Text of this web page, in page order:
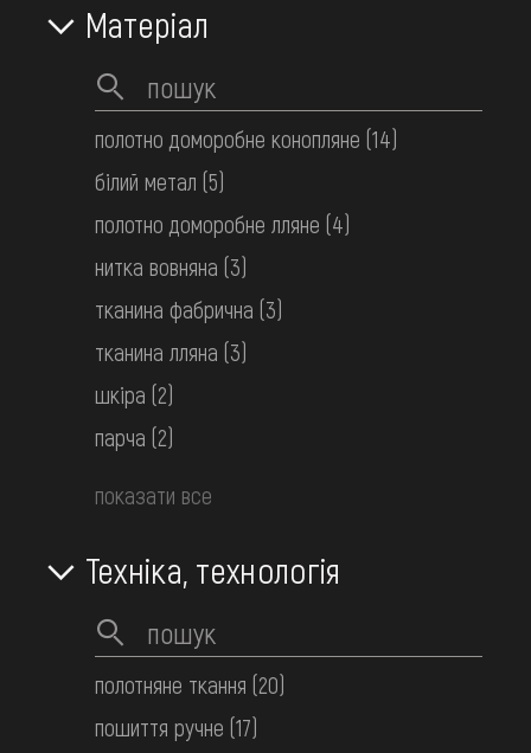
Сорочка жіноча вишита
Середня Наддніпрянщина. Київщина
поч. 20 ст.
Матеріал
полотно доморобне конопляне (14)
білий метал (5)
полотно доморобне лляне (4)
нитка вовняна (3)
тканина фабрична (3)
тканина лляна (3)
шкіра (2)
парча (2)
показати все
Техніка, технологія
полотняне ткання (20)
пошиття ручне (17)